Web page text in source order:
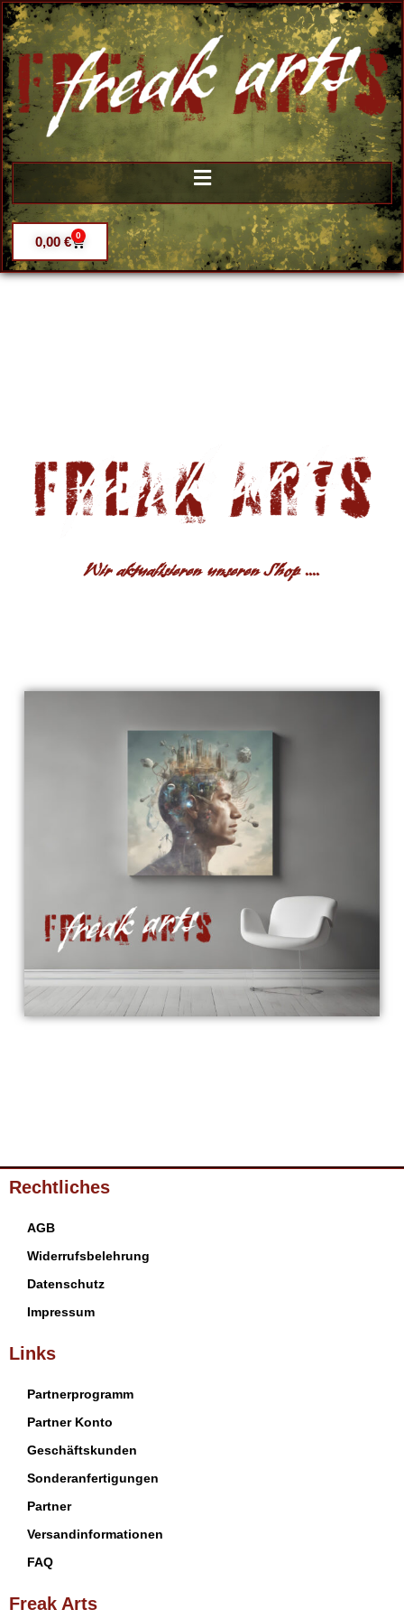
0,00 € 0
Wir aktualisieren unseren Shop ....
Rechtliches
AGB
Widerrufsbelehrung
Datenschutz
Impressum
Links
Partnerprogramm
Partner Konto
Geschäftskunden
Sonderanfertigungen
Partner
Versandinformationen
FAQ
Freak Arts